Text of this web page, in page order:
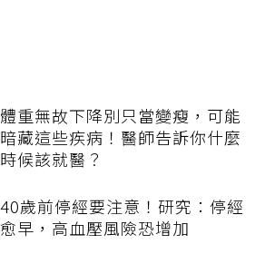
體重無故下降別只當變瘦，可能
暗藏這些疾病！醫師告訴你什麼
時候該就醫？
40歲前停經要注意！研究：停經
愈早，高血壓風險恐增加